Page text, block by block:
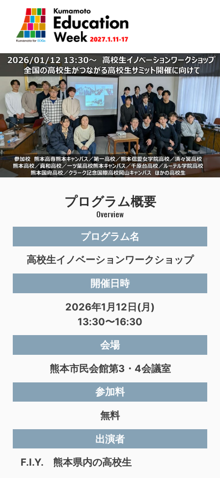
プログラム概要
プログラム名
高校生イノベーションワークショップ
開催日時
2026年1月12日(月)
13:30〜16:30
会場
熊本市民会館第3・4会議室
参加料
無料
出演者
F.I.Y. 熊本県内の高校生